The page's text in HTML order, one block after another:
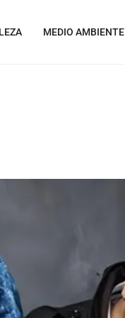
MEDIO AMBIENTE